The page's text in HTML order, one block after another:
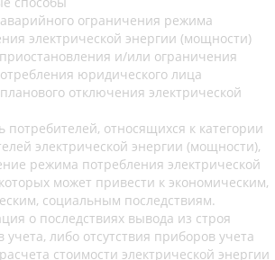
ограничения режима
электрической энергии (мощности)
и/или ограничения
юридического лица
отключения электрической
потребителей, относящихся к категории
электрической энергии (мощности),
режима потребления электрической
может привести к экономическим,
социальным последствиям.
о последствиях вывода из строя
учета, либо отсутствия приборов учета
стоимости электрической энергии